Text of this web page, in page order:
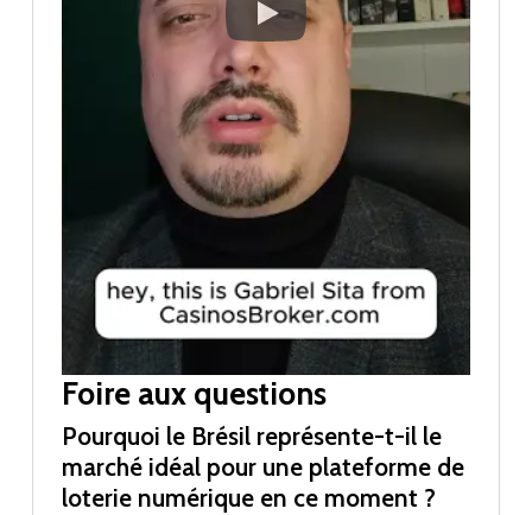
Foire aux questions
Pourquoi le Brésil représente-t-il le
marché idéal pour une plateforme de
loterie numérique en ce moment ?